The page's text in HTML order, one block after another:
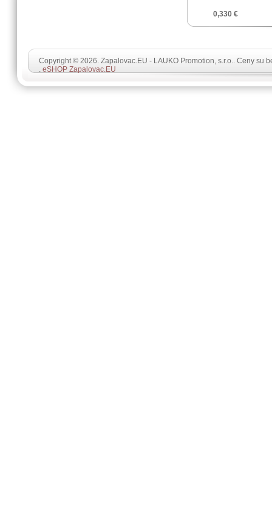
0,330 €
Copyright © 2026. Zapalovac.EU - LAUKO Promotion, s.r.o.. Ceny su
. eSHOP Zapalovac.EU